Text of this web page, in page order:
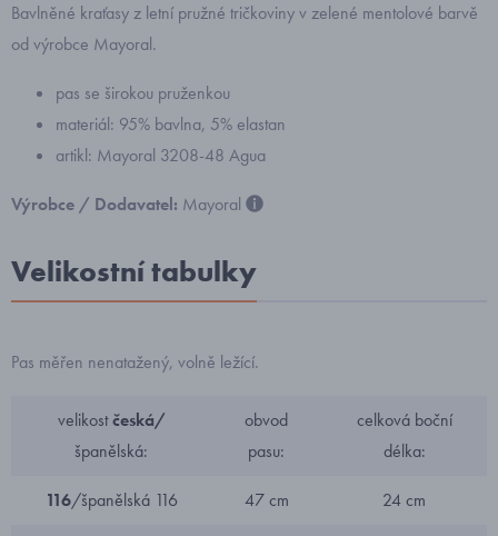
Bavlněné kraťasy z letní pružné tričkoviny v zelené mentolové barvě
od výrobce Mayoral.
pas se širokou pruženkou
materiál: 95% bavlna, 5% elastan
artikl: Mayoral 3208-48 Agua
Výrobce / Dodavatel: Mayoral
Velikostní tabulky
Pas měřen nenatažený, volně ležící.
velikostčeská/
španělská:
obvod
pasu:
celková boční
délka:
116/španělská 116 47 cm 24 cm